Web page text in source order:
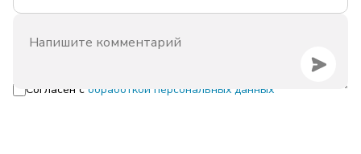
Согласен с обработкой персональных данных